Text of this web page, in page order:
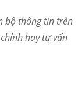
bộ thông tin trên
hay tư vấn